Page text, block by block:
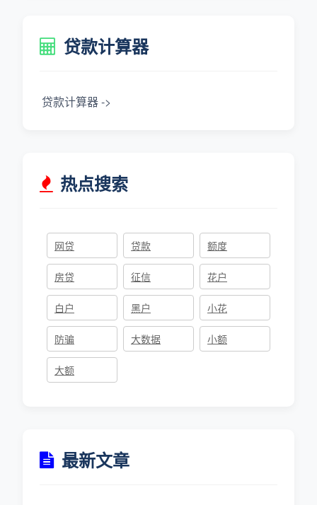
贷款计算器
贷款计算器 ->
热点搜索
网贷 贷款 额度
房贷 征信 花户
白户 黑户 小花
防骗 大数据 小额
大额
最新文章